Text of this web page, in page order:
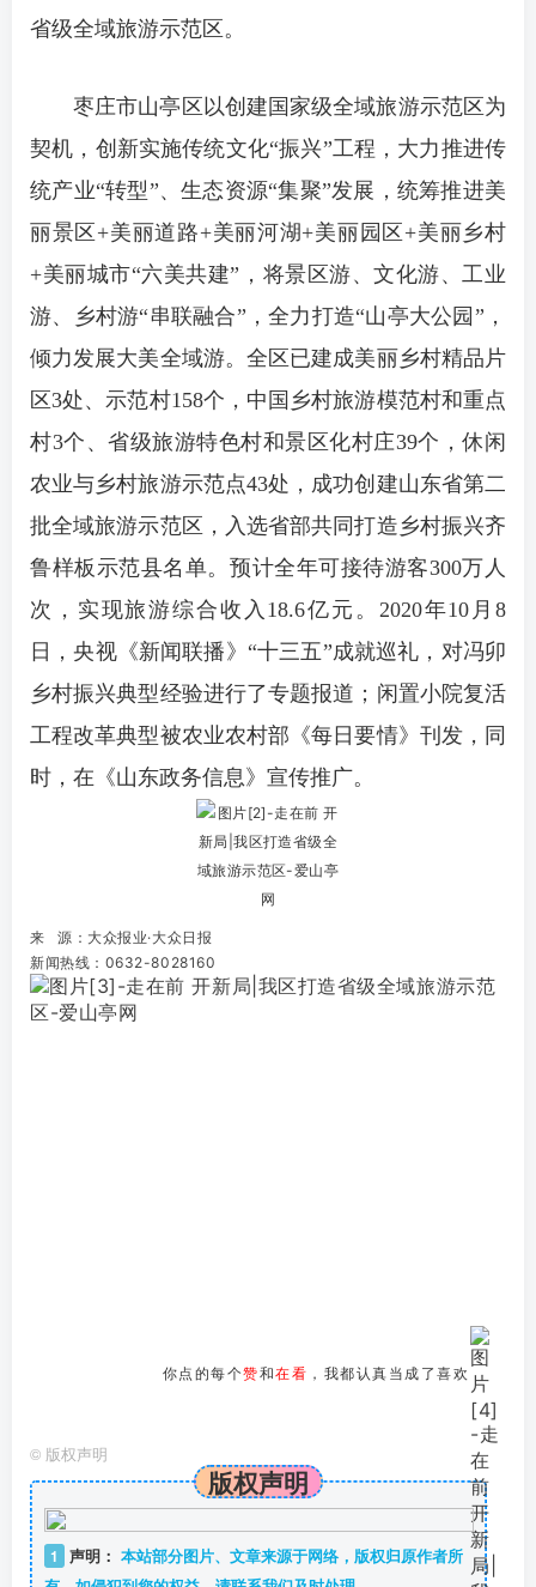
省级全域旅游示范区。
枣庄市山亭区以创建国家级全域旅游示范区为
契机，创新实施传统文化“振兴”工程，大力推进传
统产业“转型”、生态资源“集聚”发展，统筹推进美
丽景区+美丽道路+美丽河湖+美丽园区+美丽乡村
+美丽城市“六美共建”，将景区游、文化游、工业
游、乡村游“串联融合”，全力打造“山亭大公园”，
倾力发展大美全域游。全区已建成美丽乡村精品片
区3处、示范村158个，中国乡村旅游模范村和重点
村3个、省级旅游特色村和景区化村庄39个，休闲
农业与乡村旅游示范点43处，成功创建山东省第二
批全域旅游示范区，入选省部共同打造乡村振兴齐
鲁样板示范县名单。预计全年可接待游客300万人
次，实现旅游综合收入18.6亿元。2020年10月8
日，央视《新闻联播》“十三五”成就巡礼，对冯卯
乡村振兴典型经验进行了专题报道；闲置小院复活
工程改革典型被农业农村部《每日要情》刊发，同
时，在《山东政务信息》宣传推广。
来 源 ：大众报业·大众日报
新闻热线：0632-8028160
你点的每个赞和在看 ，我都认真当成了喜欢
© 版权声明
版权声明
1 声明： 本站部分图片、文章来源于网络，版权归原作者所